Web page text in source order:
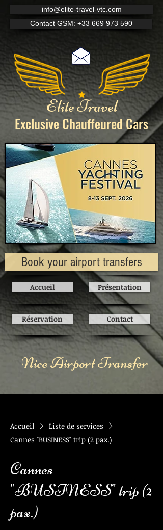
info@elite-travel-vtc.com
Contact GSM: +33 669 973 590
Elite Travel
Exclusive Chauffeured Cars
Book your airport transfers
Accueil
Réservation
Présentation
Contact
Nice Airport Transfer
Accueil
Liste de services
Cannes "BUSINESS" trip (2 pax.)
Cannes
"BUSINESS" trip (2
pax.)